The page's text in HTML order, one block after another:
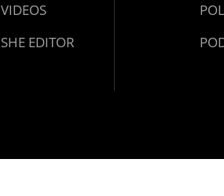
VIDEOS
SHE EDITOR